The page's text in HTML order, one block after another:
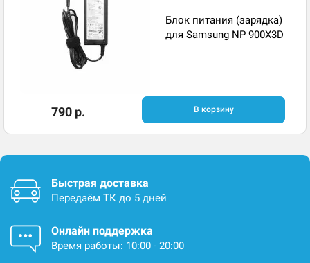
Блок питания (зарядка)
для Samsung NP 900X3D
790 р. В корзину
Быстрая доставка
Передаём ТК до 5 дней
Онлайн поддержка
Время работы: 10:00 - 20:00